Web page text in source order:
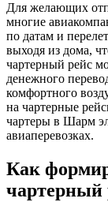
Для желающих
многие
по датам и
выходя из дома,
чартерный рейс
денежного
комфортного
на чартерные
чартеры в Шарм
авиаперевозках.
Как
чартерный